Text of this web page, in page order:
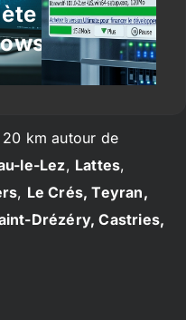
Linux)
km autour de
le-Lez, Lattes,
, Le Crés, Teyran,
Drézéry, Castries,